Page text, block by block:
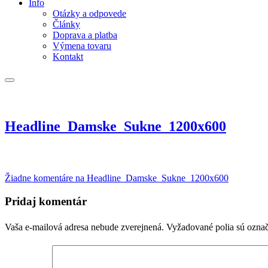
Info
Otázky a odpovede
Články
Doprava a platba
Výmena tovaru
Kontakt
Headline_Damske_Sukne_1200x600
Žiadne komentáre na Headline_Damske_Sukne_1200x600
Pridaj komentár
Vaša e-mailová adresa nebude zverejnená. Vyžadované polia sú